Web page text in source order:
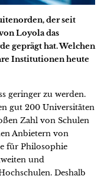
der seit
Loyola das
geprägt hat. Welchen
Institutionen heute
geringer zu werden.
gut 200 Universitäten
Zahl von Schulen
Anbietern von
für Philosophie
und
Deshalb